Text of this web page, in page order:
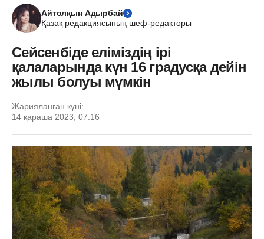
Айтолқын Адырбай
Қазақ редакциясының шеф-редакторы
Сейсенбіде еліміздің ірі
қалаларында күн 16 градусқа дейін
жылы болуы мүмкін
Жарияланған күні:
14 қараша 2023, 07:16